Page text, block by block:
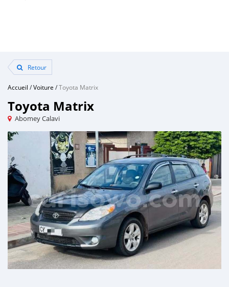
Retour
Accueil /Voiture /Toyota Matrix
Toyota Matrix
Abomey Calavi